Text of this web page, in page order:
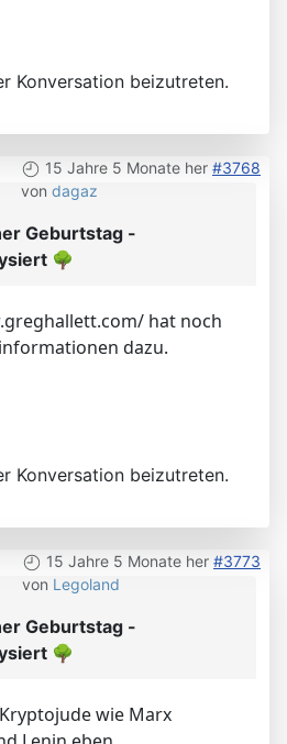
Konversation beizutreten.
15 Jahre 5 Monate her #3768
von dagaz
Geburtstag -
🌳
hat noch
dazu.
Konversation beizutreten.
15 Jahre 5 Monate her #3773
von Legoland
Geburtstag -
🌳
wie Marx